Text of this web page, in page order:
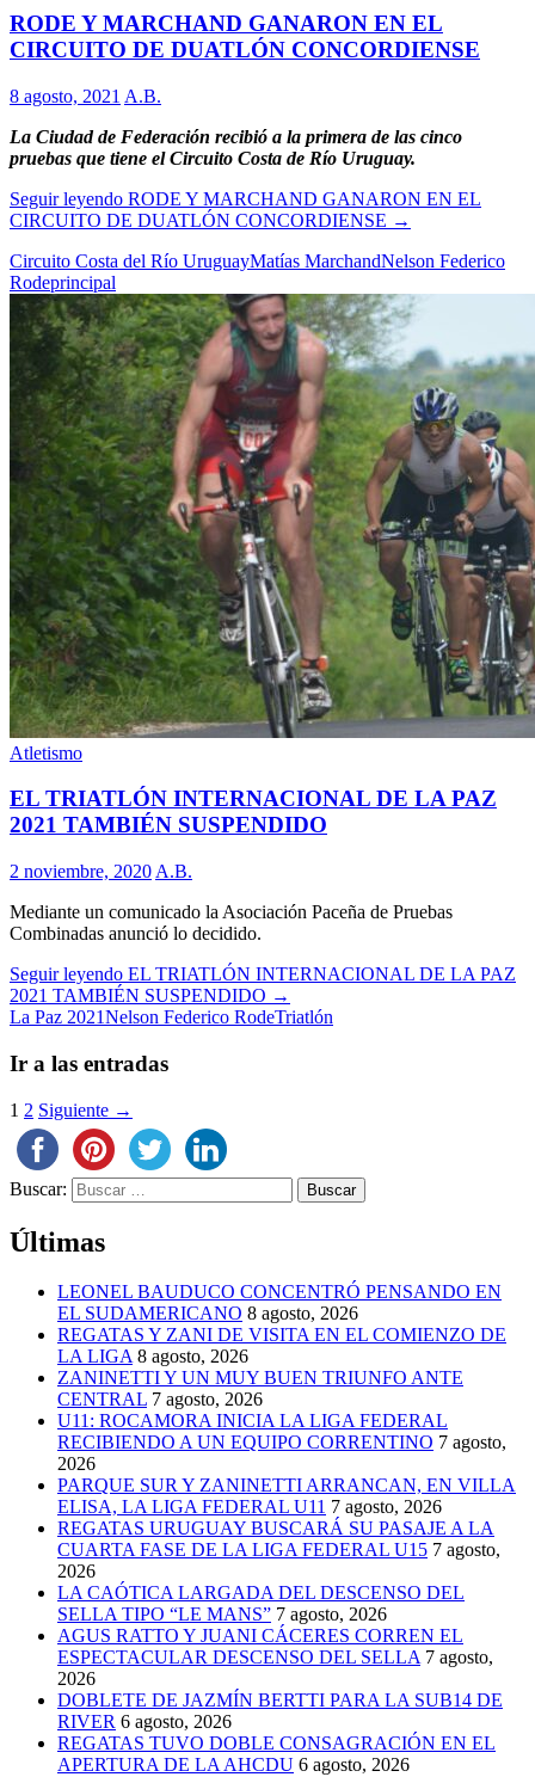
RODE Y MARCHAND GANARON EN EL
CIRCUITO DE DUATLÓN CONCORDIENSE
8 agosto, 2021 A.B.
La Ciudad de Federación recibió a la primera de las cinco
pruebas que tiene el Circuito Costa de Río Uruguay.
Seguir leyendo RODE Y MARCHAND GANARON EN EL
CIRCUITO DE DUATLÓN CONCORDIENSE →
Circuito Costa del Río UruguayMatías MarchandNelson Federico
Rodeprincipal
Atletismo
EL TRIATLÓN INTERNACIONAL DE LA PAZ
2021 TAMBIÉN SUSPENDIDO
2 noviembre, 2020 A.B.
Mediante un comunicado la Asociación Paceña de Pruebas
Combinadas anunció lo decidido.
Seguir leyendo EL TRIATLÓN INTERNACIONAL DE LA PAZ
2021 TAMBIÉN SUSPENDIDO →
La Paz 2021Nelson Federico RodeTriatlón
Ir a las entradas
1 2 Siguiente →
Buscar:
Últimas
LEONEL BAUDUCO CONCENTRÓ PENSANDO EN
EL SUDAMERICANO 8 agosto, 2026
REGATAS Y ZANI DE VISITA EN EL COMIENZO DE
LA LIGA 8 agosto, 2026
ZANINETTI Y UN MUY BUEN TRIUNFO ANTE
CENTRAL 7 agosto, 2026
U11: ROCAMORA INICIA LA LIGA FEDERAL
RECIBIENDO A UN EQUIPO CORRENTINO 7 agosto,
2026
PARQUE SUR Y ZANINETTI ARRANCAN, EN VILLA
ELISA, LA LIGA FEDERAL U11 7 agosto, 2026
REGATAS URUGUAY BUSCARÁ SU PASAJE A LA
CUARTA FASE DE LA LIGA FEDERAL U15 7 agosto,
2026
LA CAÓTICA LARGADA DEL DESCENSO DEL
SELLA TIPO “LE MANS” 7 agosto, 2026
AGUS RATTO Y JUANI CÁCERES CORREN EL
ESPECTACULAR DESCENSO DEL SELLA 7 agosto,
2026
DOBLETE DE JAZMÍN BERTTI PARA LA SUB14 DE
RIVER 6 agosto, 2026
REGATAS TUVO DOBLE CONSAGRACIÓN EN EL
APERTURA DE LA AHCDU 6 agosto, 2026